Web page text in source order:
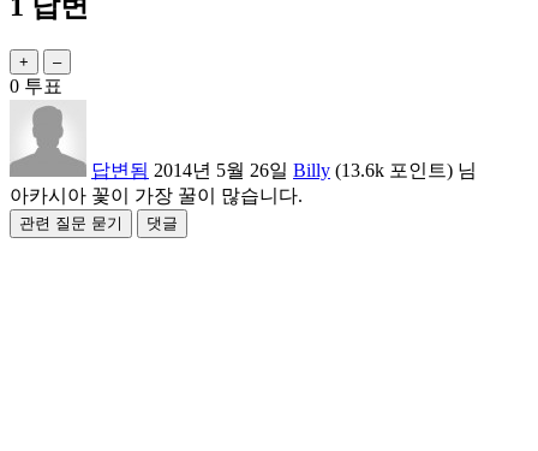
0 투표
답변됨 2014년 5월 26일 Billy (13.6k 포인트) 님
아카시아 꽃이 가장 꿀이 많습니다.